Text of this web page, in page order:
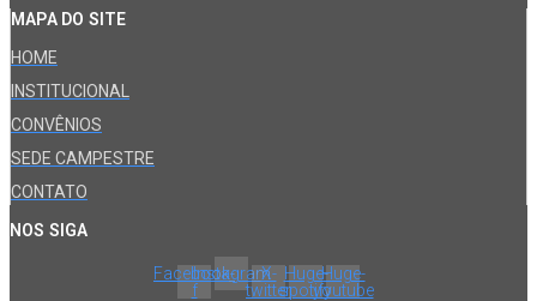
MAPA DO SITE
HOME
INSTITUCIONAL
CONVÊNIOS
SEDE CAMPESTRE
CONTATO
NOS SIGA
Facebook-
f
InstagramX-
twitter
Huge-
spotify
Huge-
youtube